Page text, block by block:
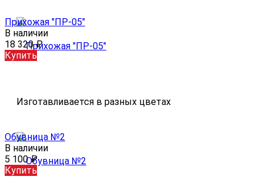
Прихожая "ПР-05"
В наличии
18 320₽
Купить
Изготавливается в разных цветах
Обувница №2
В наличии
5 100₽
Купить